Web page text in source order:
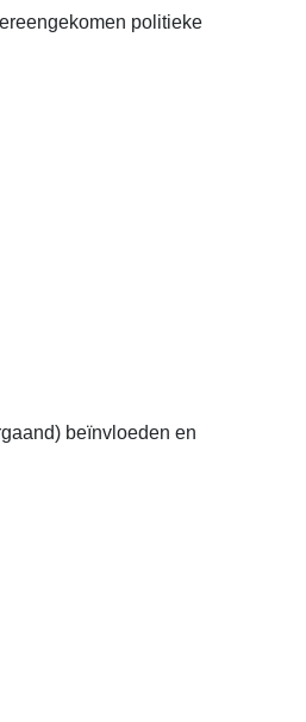
politieke
beïnvloeden en